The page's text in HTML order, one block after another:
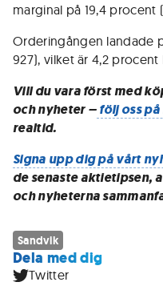
marginal på 19,4 procent
Orderingången landade
927), vilket är 4,2
Vill du vara först med
och nyheter –följ oss
realtid.
Signa upp dig på vårt
de senaste aktietipsen,
och nyheterna
Sandvik
Dela med dig
Twitter